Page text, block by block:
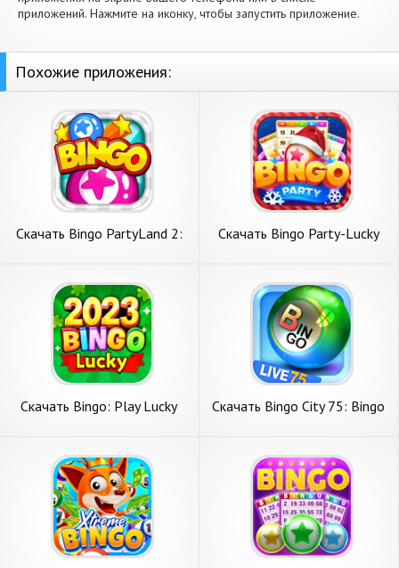
приложений. Нажмите на иконку, чтобы запустить приложение.
Похожие приложения:
Скачать Bingo PartyLand 2:
Скачать Bingo Party-Lucky
Скачать Bingo: Play Lucky
на Андроид
Скачать Bingo City 75: Bingo